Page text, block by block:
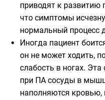
приводят к развитию
что симптомы
нормальный процесс
Иногда пациент
он не может ходить,
слабость в ногах. Эта
при ПА сосуды в
наполняются кровью,